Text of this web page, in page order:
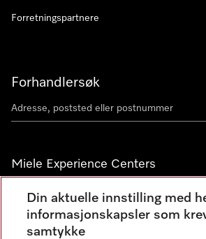
Forhandlersøk
Miele Experience Centers
Miele Experience Center Nesbru
Miele Outlet Nesbru
Forretningspartnere
Din aktuelle innstilling med
informasjonskapsler som
samtykke